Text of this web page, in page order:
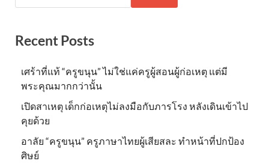
Recent Posts
เศร้าที่แท้ “ครูขนุน” ไม่ใช่แค่ครูผู้สอนผู้ก่อเหตุ แต่มี
พระคุณมากกว่านั้น
เปิดสาเหตุ เด็กก่อเหตุไม่ลงมือกับภารโรง หลังเดินเข้าไป
คุยด้วย
อาลัย “ครูขนุน” ครูภาษาไทยผู้เสียสละ ทำหน้าที่ปกป้อง
ศิษย์